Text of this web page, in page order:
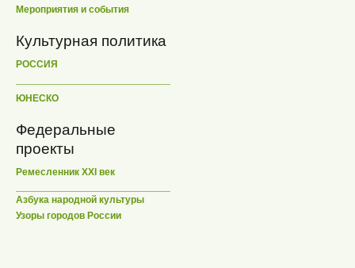
Мероприятия и события
Культурная политика
РОССИЯ
ЮНЕСКО
Федеральные
проекты
Ремесленник XXI век
Азбука народной культуры
Узоры городов России